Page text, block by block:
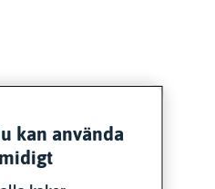
kan använda